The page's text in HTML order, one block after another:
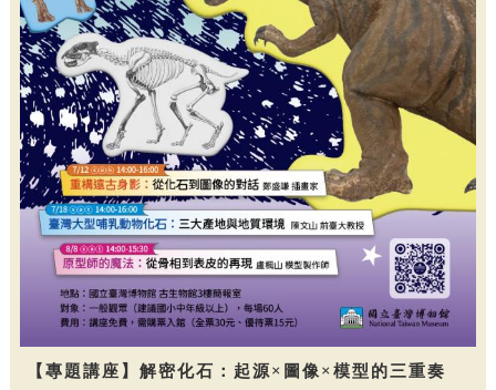
【專題講座】解密化石：起源×圖像×模型的三重奏